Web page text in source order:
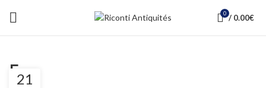
0 / 0.00€
521